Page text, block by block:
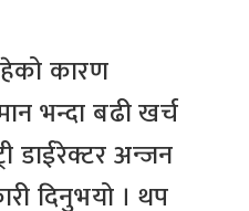
कारण
भन्दा बढी खर्च
डाईरेक्टर अन्जन
दिनुभयो । थप